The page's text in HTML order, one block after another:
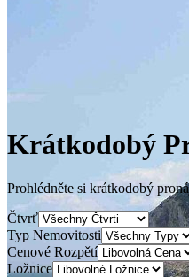
Krátkodobý
Prohlédněte si krátkodobý
Čtvrť
Typ Nemovitosti
Cenové Rozpětí
Ložnice